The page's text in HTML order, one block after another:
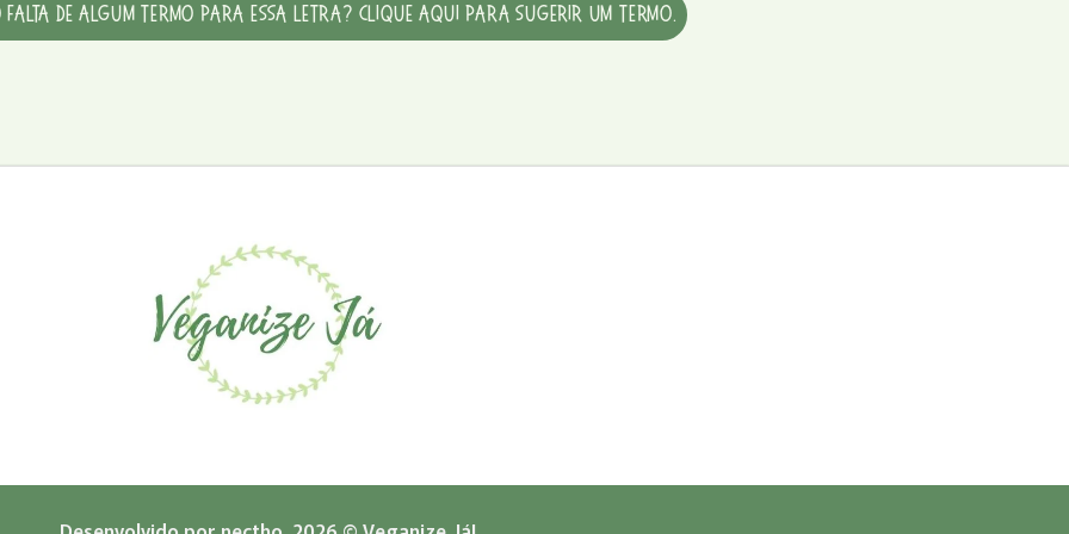
falta de algum termo para essa letra? Clique aqui para sugerir um termo.